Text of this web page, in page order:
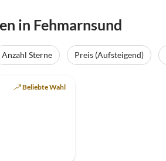
in Fehmarnsund
Anzahl Sterne Preis (Aufsteigend)
Beliebte Wahl